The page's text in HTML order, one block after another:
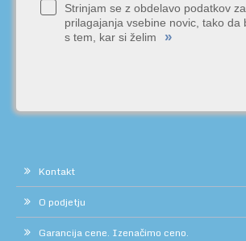
Strinjam se z obdelavo podatkov
prilagajanja vsebine novic, tako da
s tem, kar si želim
»
Kontakt
O podjetju
Garancija cene. Izenačimo ceno.